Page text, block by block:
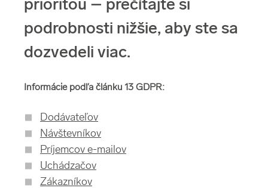
prioritou – prečítajte si
podrobnosti nižšie, aby ste sa
dozvedeli viac.
Informácie podľa článku 13 GDPR:
Dodávateľov
Návštevníkov
Príjemcov e-mailov
Uchádzačov
Zákazníkov